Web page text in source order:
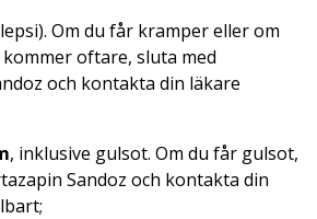
Om du får kramper eller om
oftare, sluta med
och kontakta din läkare
, inklusive gulsot. Om du får gulsot,
Sandoz och kontakta din